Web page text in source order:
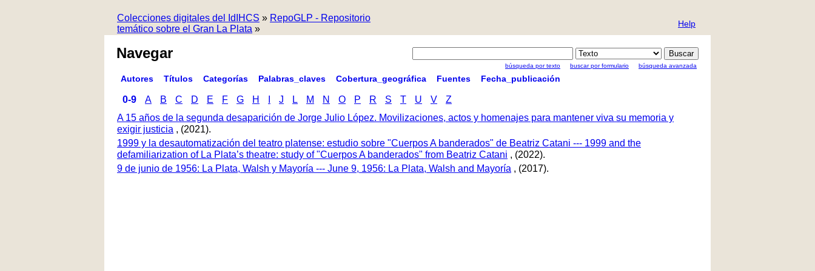
Colecciones digitales del IdIHCS » RepoGLP - Repositorio
temático sobre el Gran La Plata » Help
Navegar
búsqueda por texto buscar por formulario búsqueda avanzada
Autores Títulos Categorías Palabras_claves Cobertura_geográfica Fuentes Fecha_publicación
0-9 A B C D E F G H J L M N O P R S T U V
Z
A 15 años de la segunda desaparición de Jorge Julio López. Movilizaciones, actos y homenajes para mantener viva su memoria y
exigir justicia , (2021).
1999 y la desautomatización del teatro platense: estudio sobre "Cuerpos A banderados" de Beatriz Catani --- 1999 and the
defamiliarization of La Plata’s theatre: study of "Cuerpos A banderados" from Beatriz Catani , (2022).
9 de junio de 1956: La Plata, Walsh y Mayoría --- June 9, 1956: La Plata, Walsh and Mayoría , (2017).